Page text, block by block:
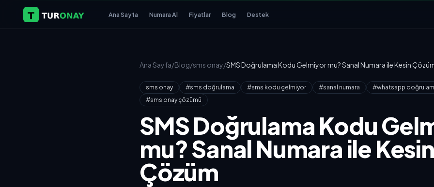
Ana Sayfa Numara Al Fiyatlar Blog Destek
Ana Sayfa/Blog/sms onay/SMS Doğrulama Kodu Gelmiyor mu? Sanal Numara ile Kesin
sms onay #sms doğrulama #sms kodu gelmiyor #sanal numara #whatsapp
#sms onay çözümü
SMS Doğrulama Kodu
mu? Sanal Numara ile Kesin
Çözüm